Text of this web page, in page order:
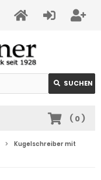
SUCHEN
( 0)
Kugelschreiber mit